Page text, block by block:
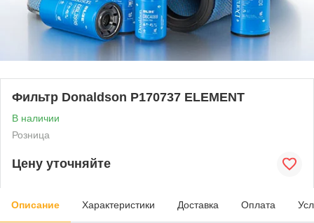
Фильтр Donaldson P170737 ELEMENT
В наличии
Розница
Цену уточняйте
Описание Характеристики Доставка Оплата